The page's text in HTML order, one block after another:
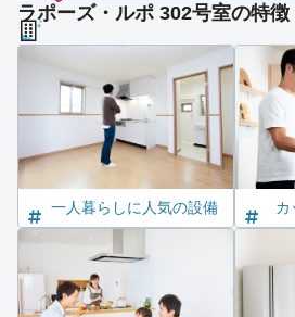
ラポーズ・ルポ 302号室の特徴
一人暮らしに人気の設備 カ